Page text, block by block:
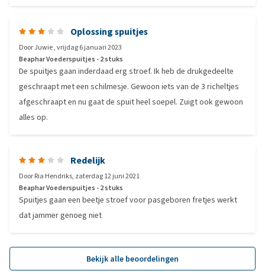
Oplossing spuitjes
DoorJuwie,vrijdag 6 januari 2023
Beaphar Voederspuitjes - 2 stuks
De spuitjes gaan inderdaad erg stroef. Ik heb de drukgedeelte
geschraapt met een schilmesje. Gewoon iets van de 3 richeltjes
afgeschraapt en nu gaat de spuit heel soepel. Zuigt ook gewoon
alles op.
Redelijk
DoorRia Hendriks, zaterdag 12 juni 2021
Beaphar Voederspuitjes - 2 stuks
Spuitjes gaan een beetje stroef voor pasgeboren fretjes werkt
dat jammer genoeg niet
Bekijk alle beoordelingen